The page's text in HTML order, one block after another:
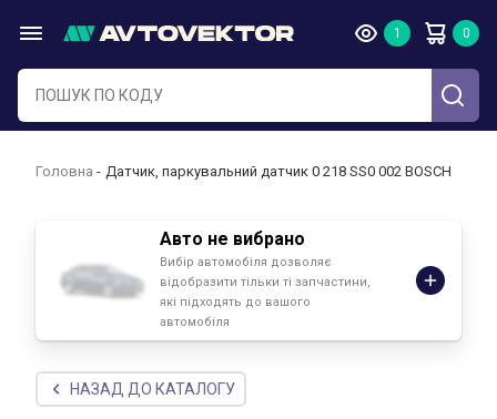
Головна Датчик, паркувальний датчик 0 218 SS0 002 BOSCH
Авто не вибрано
Вибір автомобіля дозволяє
відобразити тільки ті запчастини,
які підходять до вашого
автомобіля
НАЗАД ДО КАТАЛОГУ